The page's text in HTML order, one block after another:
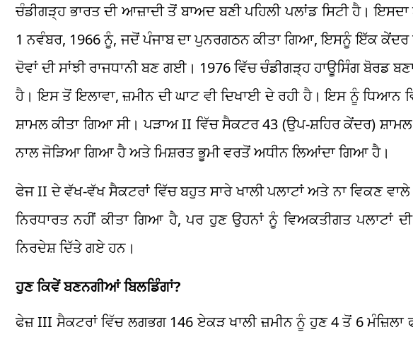
ਚੰਡੀਗੜ੍ਹ ਭਾਰਤ ਦੀ ਆਜ਼ਾਦੀ ਤੋਂ ਬਾਅਦ ਬਣੀ ਪਹਿਲੀ ਪਲਾਂਡ ਸਿਟੀ ਹੈ।
1 ਨਵੰਬਰ, 1966 ਨੂੰ, ਜਦੋਂ ਪੰਜਾਬ ਦਾ ਪੁਨਰਗਠਨ ਕੀਤਾ ਗਿਆ, ਇਸਨੂੰ ਇੱਕ
ਦੋਵਾਂ ਦੀ ਸਾਂਝੀ ਰਾਜਧਾਨੀ ਬਣ ਗਈ। 1976 ਵਿੱਚ ਚੰਡੀਗੜ੍ਹ ਹਾਊਸਿੰਗ
ਹੈ। ਇਸ ਤੋਂ ਇਲਾਵਾ, ਜ਼ਮੀਨ ਦੀ ਘਾਟ ਵੀ ਦਿਖਾਈ ਦੇ ਰਹੀ ਹੈ। ਇਸ ਨੂੰ ਧਿਆਨ
ਸ਼ਾਮਲ ਕੀਤਾ ਗਿਆ ਸੀ। ਪੜਾਅ II ਵਿੱਚ ਸੈਕਟਰ 43 (ਉਪ-ਸ਼ਹਿਰ ਕੇਂਦਰ)
ਨਾਲ ਜੋੜਿਆ ਗਿਆ ਹੈ ਅਤੇ ਮਿਸ਼ਰਤ ਭੂਮੀ ਵਰਤੋਂ ਅਧੀਨ ਲਿਆਂਦਾ ਗਿਆ ਹੈ।
ਫੇਜ II ਦੇ ਵੱਖ-ਵੱਖ ਸੈਕਟਰਾਂ ਵਿੱਚ ਬਹੁਤ ਸਾਰੇ ਖਾਲੀ ਪਲਾਟਾਂ ਅਤੇ ਨਾ ਵਿਕਣ
ਨਿਰਧਾਰਤ ਨਹੀਂ ਕੀਤਾ ਗਿਆ ਹੈ, ਪਰ ਹੁਣ ਉਹਨਾਂ ਨੂੰ ਵਿਅਕਤੀਗਤ ਪਲਾਟਾਂ
ਨਿਰਦੇਸ਼ ਦਿੱਤੇ ਗਏ ਹਨ।
ਹੁਣ ਕਿਵੇਂ ਬਣਨਗੀਆਂ ਬਿਲਡਿੰਗਾਂ?
ਫੇਜ਼ III ਸੈਕਟਰਾਂ ਵਿੱਚ ਲਗਭਗ 146 ਏਕੜ ਖਾਲੀ ਜ਼ਮੀਨ ਨੂੰ ਹੁਣ 4 ਤੋਂ 6